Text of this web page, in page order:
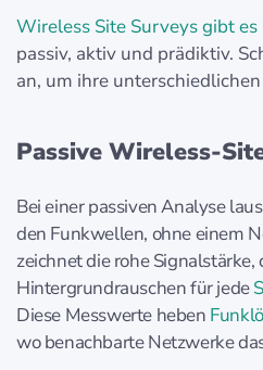
Wireless Site Surveys gibt
passiv, aktiv und prädiktiv.
an, um ihre
Passive Wireless-
Bei einer passiven Analyse
den Funkwellen, ohne einem
zeichnet die rohe
Hintergrundrauschen für jede
Diese Messwerte heben
wo benachbarte Netzwerke